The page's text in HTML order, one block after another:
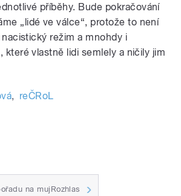
příběhy. Bude pokračování
„lidé ve válce“, protože to není
režim a mnohdy i
které vlastně lidi semlely a ničily jim
, reČRoL
na mujRozhlas